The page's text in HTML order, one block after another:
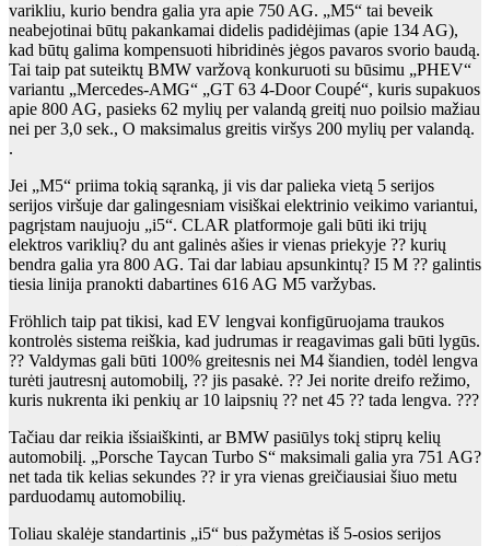
varikliu, kurio bendra galia yra apie 750 AG. „M5“ tai beveik
neabejotinai būtų pakankamai didelis padidėjimas (apie 134 AG),
kad būtų galima kompensuoti hibridinės jėgos pavaros svorio baudą.
Tai taip pat suteiktų BMW varžovą konkuruoti su būsimu „PHEV“
variantu „Mercedes-AMG“ „GT 63 4-Door Coupé“, kuris supakuos
apie 800 AG, pasieks 62 mylių per valandą greitį nuo poilsio mažiau
nei per 3,0 sek., O maksimalus greitis viršys 200 mylių per valandą.
.
Jei „M5“ priima tokią sąranką, ji vis dar palieka vietą 5 serijos
serijos viršuje dar galingesniam visiškai elektrinio veikimo variantui,
pagrįstam naujuoju „i5“. CLAR platformoje gali būti iki trijų
elektros variklių? du ant galinės ašies ir vienas priekyje ?? kurių
bendra galia yra 800 AG. Tai dar labiau apsunkintų? I5 M ?? galintis
tiesia linija pranokti dabartines 616 AG M5 varžybas.
Fröhlich taip pat tikisi, kad EV lengvai konfigūruojama traukos
kontrolės sistema reiškia, kad judrumas ir reagavimas gali būti lygūs.
?? Valdymas gali būti 100% greitesnis nei M4 šiandien, todėl lengva
turėti jautresnį automobilį, ?? jis pasakė. ?? Jei norite dreifo režimo,
kuris nukrenta iki penkių ar 10 laipsnių ?? net 45 ?? tada lengva. ???
Tačiau dar reikia išsiaiškinti, ar BMW pasiūlys tokį stiprų kelių
automobilį. „Porsche Taycan Turbo S“ maksimali galia yra 751 AG?
net tada tik kelias sekundes ?? ir yra vienas greičiausiai šiuo metu
parduodamų automobilių.
Toliau skalėje standartinis „i5“ bus pažymėtas iš 5-osios serijos